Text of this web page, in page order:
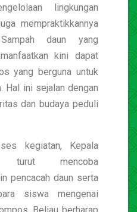
lingkungan
mempraktikkannya
daun yang
kini dapat
yang berguna untuk
Hal ini sejalan dengan
dan budaya peduli
kegiatan, Kepala
turut mencoba
pencacah daun serta
siswa mengenai